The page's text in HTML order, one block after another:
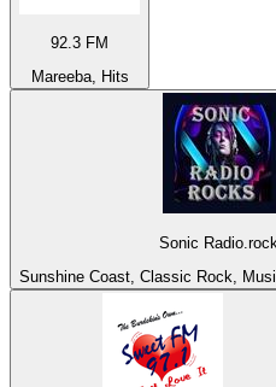
92.3 FM
Mareeba, Hits
Sonic
Sunshine Coast, Classic Rock,